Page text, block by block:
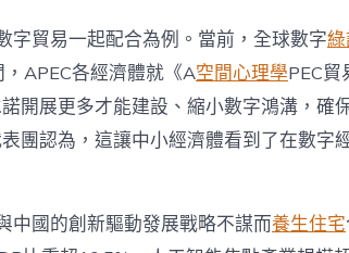
字貿易一起配合為例。當前，全球數字
APEC各經濟體就《A空間心理學PEC
開展更多才能建設、縮小數字鴻溝，確
團認為，這讓中小經濟體看到了在數字
中國的創新驅動發展戰略不謀而養生住宅